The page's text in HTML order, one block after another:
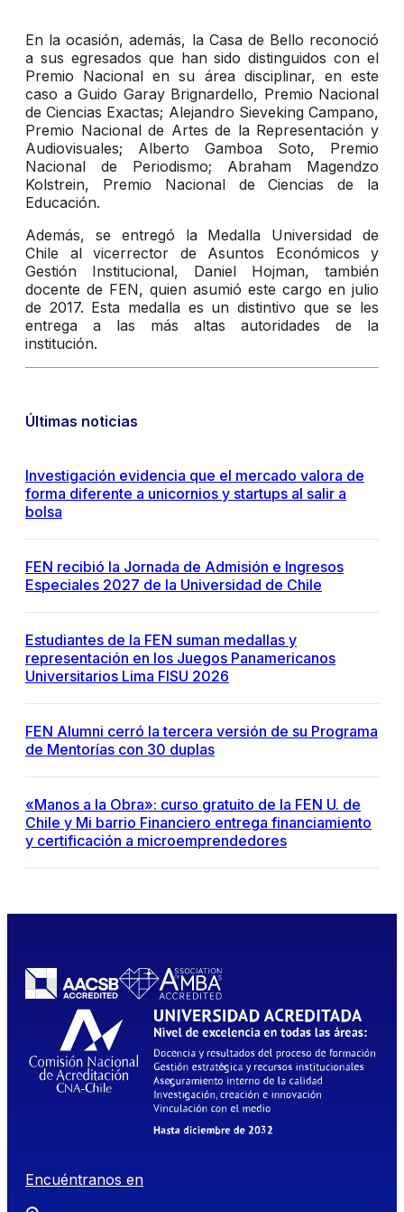
En la ocasión, además, la Casa de Bello reconoció
a sus egresados que han sido distinguidos con el
Premio Nacional en su área disciplinar, en este
caso a Guido Garay Brignardello, Premio Nacional
de Ciencias Exactas; Alejandro Sieveking Campano,
Premio Nacional de Artes de la Representación y
Audiovisuales; Alberto Gamboa Soto, Premio
Nacional de Periodismo; Abraham Magendzo
Kolstrein, Premio Nacional de Ciencias de la
Educación.
Además, se entregó la Medalla Universidad de
Chile al vicerrector de Asuntos Económicos y
Gestión Institucional, Daniel Hojman, también
docente de FEN, quien asumió este cargo en julio
de 2017. Esta medalla es un distintivo que se les
entrega a las más altas autoridades de la
institución.
Últimas noticias
Investigación evidencia que el mercado valora de
forma diferente a unicornios y startups al salir a
bolsa
FEN recibió la Jornada de Admisión e Ingresos
Especiales 2027 de la Universidad de Chile
Estudiantes de la FEN suman medallas y
representación en los Juegos Panamericanos
Universitarios Lima FISU 2026
FEN Alumni cerró la tercera versión de su Programa
de Mentorías con 30 duplas
«Manos a la Obra»: curso gratuito de la FEN U. de
Chile y Mi barrio Financiero entrega financiamiento
y certificación a microemprendedores
Encuéntranos en